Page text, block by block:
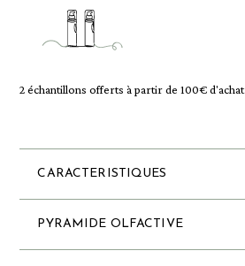
2 échantillons offerts à partir de 100€ d'achat
CARACTERISTIQUES
PYRAMIDE OLFACTIVE